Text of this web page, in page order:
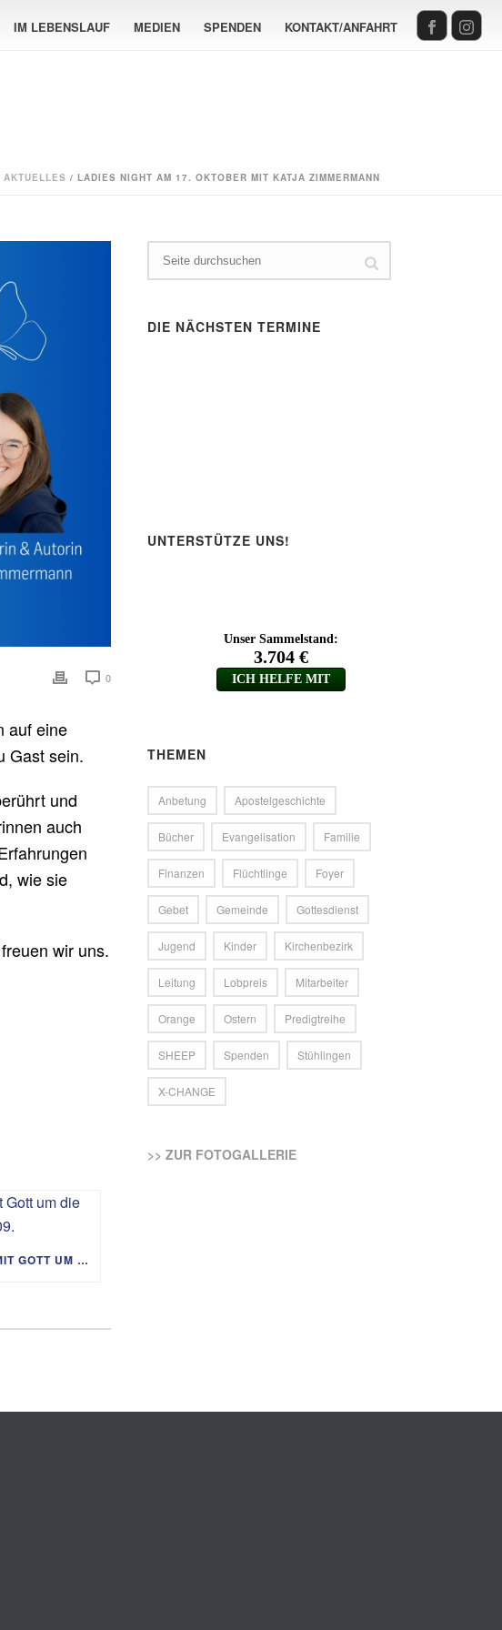
IM LEBENSLAUF MEDIEN SPENDEN KONTAKT/ANFAHRT
AKTUELLES / LADIES NIGHT AM 17. OKTOBER MIT KATJA ZIMMERMANN
0
auf eine
Gast sein.
und
auch
wie sie
wir uns.
PREDIGTREIHE „MIT GOTT UM DIE WELT“ 02.08. – 06.09.
DIE NÄCHSTEN TERMINE
UNTERSTÜTZE UNS!
THEMEN
Anbetung Apostelgeschichte
Bücher Evangelisation Familie
Finanzen Flüchtlinge Foyer
Gebet Gemeinde Gottesdienst
Jugend Kinder Kirchenbezirk
Leitung Lobpreis Mitarbeiter
Orange Ostern Predigtreihe
SHEEP Spenden Stühlingen
X-CHANGE
>> ZUR FOTOGALLERIE